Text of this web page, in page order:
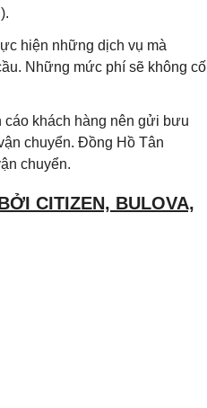
hiện những dịch vụ mà
Những mức phí sẽ không cố
khách hàng nên gửi bưu
chuyển. Đồng Hồ Tân
chuyển.
CITIZEN, BULOVA,